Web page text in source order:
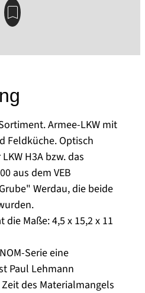
Armee-LKW mit
Feldküche. Optisch
H3A bzw. das
aus dem VEB
Werdau, die beide
Maße: 4,5 x 15,2 x 11
Serie eine
Paul Lehmann
des Materialmangels